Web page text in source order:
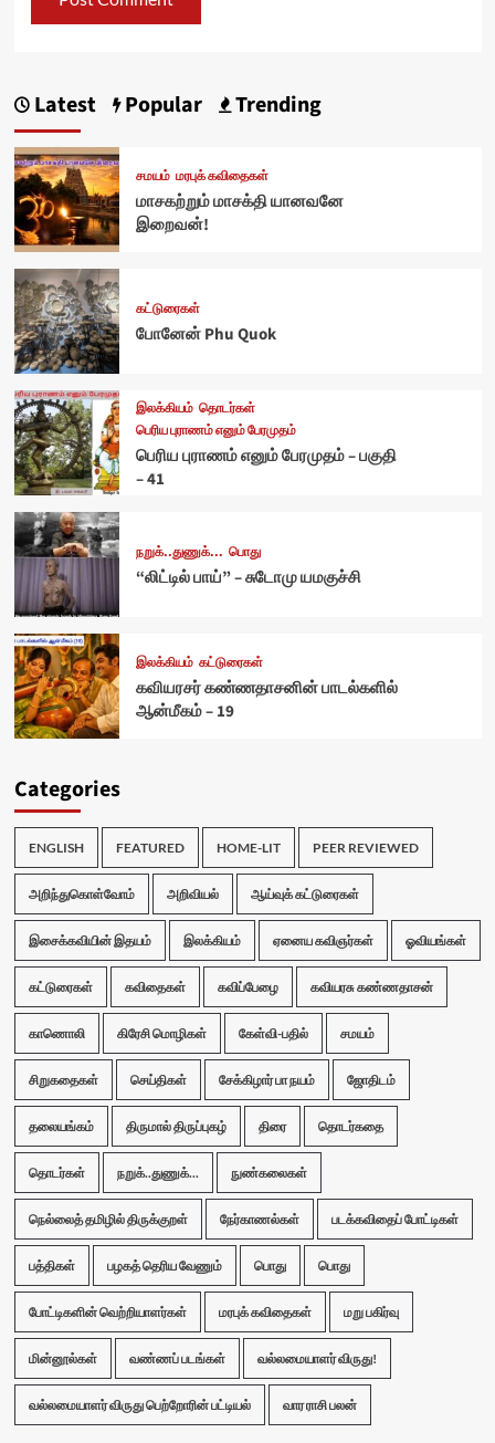
Latest Popular Trending
சமயம் மரபுக் கவிதைகள்
மாசகற்றும் மாசக்தி யானவனே
இறைவன்!
கட்டுரைகள்
போனேன் Phu Quok
இலக்கியம் தொடர்கள்
பெரிய புராணம் எனும் பேரமுதம்
பெரிய புராணம் எனும் பேரமுதம் – பகுதி
– 41
நறுக்..துணுக்... பொது
“லிட்டில் பாய்” – சுடோமு யமகுச்சி
இலக்கியம் கட்டுரைகள்
கவியரசர் கண்ணதாசனின் பாடல்களில்
ஆன்மீகம் – 19
Categories
ENGLISH FEATURED HOME-LIT PEER REVIEWED
அறிந்துகொள்வோம் அறிவியல் ஆய்வுக் கட்டுரைகள்
இசைக்கவியின் இதயம் இலக்கியம் ஏனைய கவிஞர்கள் ஓவியங்கள்
கட்டுரைகள் கவிதைகள் கவிப்பேழை கவியரசு கண்ணதாசன்
காணொலி கிரேசி மொழிகள் கேள்வி-பதில் சமயம்
சிறுகதைகள் செய்திகள் சேக்கிழார் பா நயம் ஜோதிடம்
தலையங்கம் திருமால் திருப்புகழ் திரை தொடர்கதை
தொடர்கள் நறுக்..துணுக்... நுண்கலைகள்
நெல்லைத் தமிழில் திருக்குறள் நேர்காணல்கள் படக்கவிதைப் போட்டிகள்
பத்திகள் பழகத் தெரிய வேணும் பொது பொது
போட்டிகளின் வெற்றியாளர்கள் மரபுக் கவிதைகள் மறு பகிர்வு
மின்னூல்கள் வண்ணப் படங்கள் வல்லமையாளர் விருது!
வல்லமையாளர் விருது பெற்றோரின் பட்டியல் வார ராசி பலன்